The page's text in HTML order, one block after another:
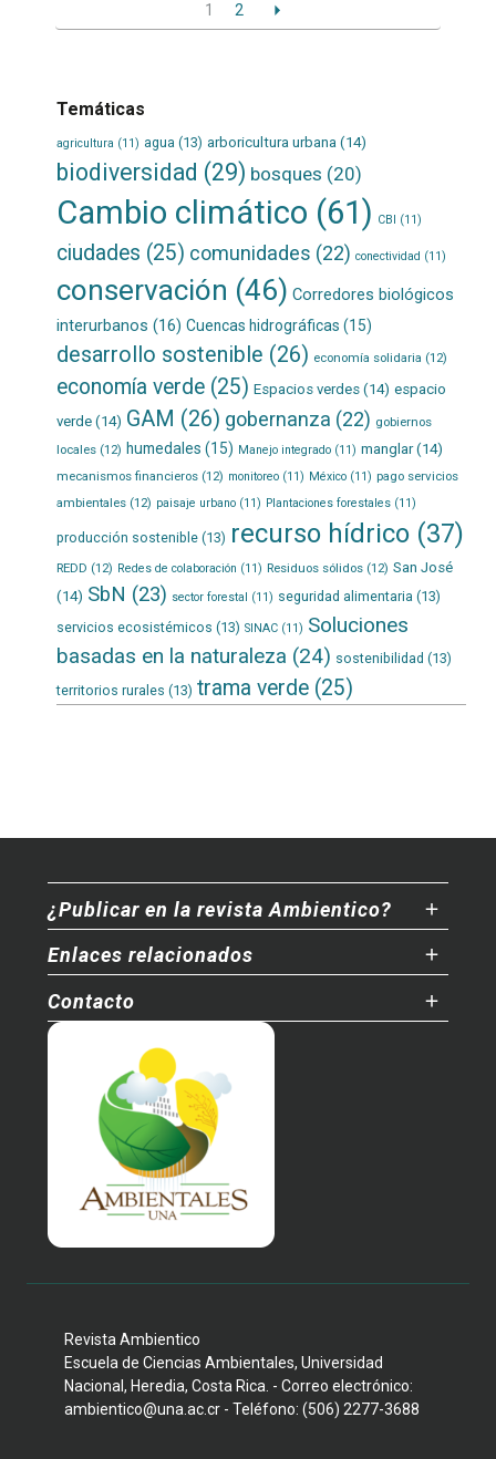
1 2
Temáticas
agricultura (11) agua (13) arboricultura urbana(14)
biodiversidad (29) bosques (20)
Cambio climático (61) CBI (11)
ciudades (25) comunidades (22) conectividad (11)
conservación (46) Corredores biológicos
interurbanos (16) Cuencas hidrográficas (15)
desarrollo sostenible (26) economía solidaria (12)
economía verde(25) Espacios verdes(14) espacio
verde(14) GAM (26) gobernanza (22) gobiernos
locales(12) humedales (15) Manejo integrado(11) manglar(14)
mecanismos financieros(12) monitoreo(11) México(11) pago servicios
ambientales(12) paisaje urbano(11) Plantaciones forestales(11)
producción sostenible(13) recurso hídrico(37)
REDD (12) Redes de colaboración (11) Residuos sólidos(12) San José
(14) SbN (23) sector forestal (11) seguridad alimentaria (13)
servicios ecosistémicos (13) SINAC(11) Soluciones
basadas en la naturaleza (24) sostenibilidad (13)
territorios rurales (13) trama verde(25)
¿Publicar en la revista Ambientico?
Enlaces relacionados
Contacto
Revista Ambientico
Escuela de Ciencias Ambientales, Universidad
Nacional, Heredia, Costa Rica. - Correo electrónico:
ambientico@una.ac.cr - Teléfono: (506) 2277-3688